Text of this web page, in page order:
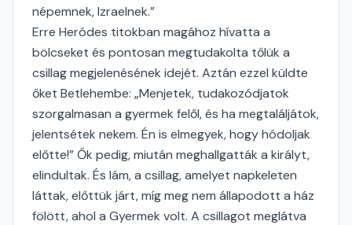
népemnek, Izraelnek.”
Erre Heródes titokban magához hívatta a
bölcseket és pontosan megtudakolta tőlük a
csillag megjelenésének idejét. Aztán ezzel küldte
őket Betlehembe: „Menjetek, tudakozódjatok
szorgalmasan a gyermek felől, és ha megtaláljátok,
jelentsétek nekem. Én is elmegyek, hogy hódoljak
előtte!” Ők pedig, miután meghallgatták a királyt,
elindultak. És lám, a csillag, amelyet napkeleten
láttak, előttük járt, míg meg nem állapodott a ház
fölött, ahol a Gyermek volt. A csillagot meglátva